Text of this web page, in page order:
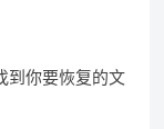
到你要恢复的文